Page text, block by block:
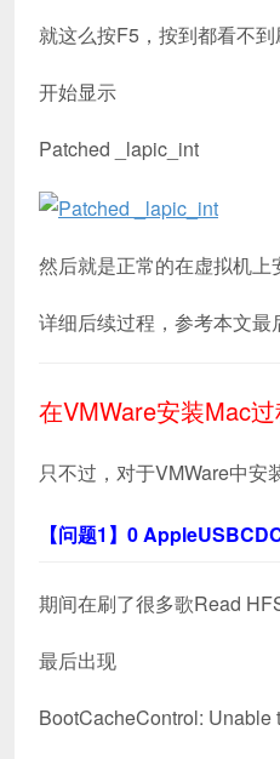
就这么按F5，按到都看不
开始显示
Patched _lapic_int
然后就是正常的在虚拟机上
详细后续过程，参考本文最
在VMWare安装Mac
只不过，对于VMWare中安
【问题1】0
期间在刷了很多歌Read
最后出现
BootCacheControl: Unable